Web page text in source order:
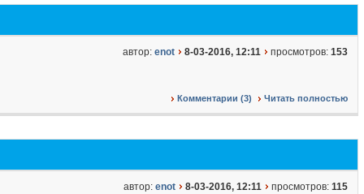
автор: enot 8-03-2016, 12:11 просмотров: 153
Комментарии (3) Читать полностью
автор: enot 8-03-2016, 12:11 просмотров: 115